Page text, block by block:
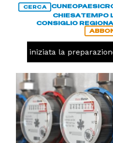
CERCA CUNEOPAESI
CHIESATEMPO
CONSIGLIO
iniziata la preparazione